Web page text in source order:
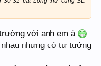
với anh em à
nhưng có tư tưởng